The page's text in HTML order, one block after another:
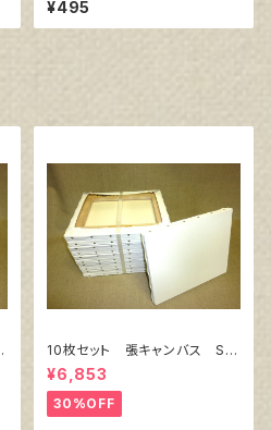
¥495
10枚セット 張キャンバス Sn
owWhite SPC（綿・ポリエステ
ル）F4 333㎜×242㎜
¥6,853
30%OFF